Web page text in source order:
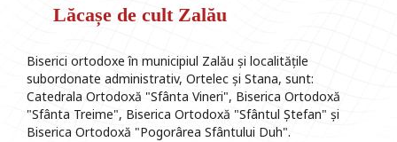
Lăcașe de cult Zalău
Biserici ortodoxe în municipiul Zalău și localitățile
subordonate administrativ, Ortelec și Stana, sunt:
Catedrala Ortodoxă "Sfânta Vineri", Biserica Ortodoxă
"Sfânta Treime", Biserica Ortodoxă "Sfântul Ștefan" și
Biserica Ortodoxă "Pogorârea Sfântului Duh".